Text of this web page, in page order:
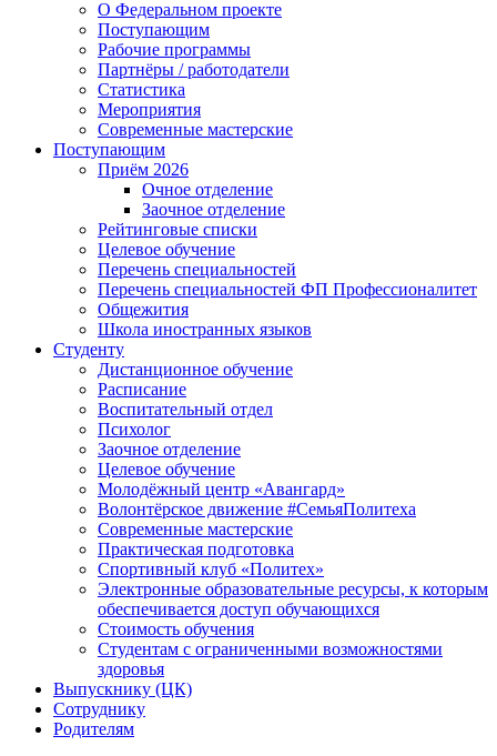
О Федеральном проекте
Поступающим
Рабочие программы
Партнёры / работодатели
Статистика
Мероприятия
Современные мастерские
Поступающим
Приём 2026
Очное отделение
Заочное отделение
Рейтинговые списки
Целевое обучение
Перечень специальностей
Перечень специальностей ФП Профессионалитет
Общежития
Школа иностранных языков
Студенту
Дистанционное обучение
Расписание
Воспитательный отдел
Психолог
Заочное отделение
Целевое обучение
Молодёжный центр «Авангард»
Волонтёрское движение #СемьяПолитеха
Современные мастерские
Практическая подготовка
Спортивный клуб «Политех»
Электронные образовательные ресурсы, к которым
обеспечивается доступ обучающихся
Стоимость обучения
Студентам с ограниченными возможностями
здоровья
Выпускнику (ЦК)
Сотруднику
Родителям